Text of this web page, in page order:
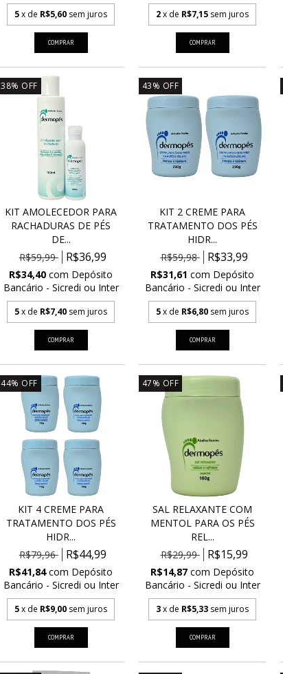
5x de R$5,60 sem juros 2x de R$7,15 sem juros
38% OFF
KIT AMOLECEDOR PARA
RACHADURAS DE PÉS
DE...
R$59,99
R$36,99
R$34,40com Depósito
Bancário - Sicredi ou Inter
5x de R$7,40 sem juros
43% OFF
KIT 2 CREME PARA
TRATAMENTO DOS PÉS
HIDR...
R$59,98
R$33,99
R$31,61com Depósito
Bancário - Sicredi ou Inter
5x de R$6,80 sem juros
44% OFF
KIT 4 CREME PARA
TRATAMENTO DOS PÉS
HIDR...
R$79,96
R$44,99
R$41,84com Depósito
Bancário - Sicredi ou Inter
5x de R$9,00 sem juros
47% OFF
SAL RELAXANTE COM
MENTOL PARA OS PÉS
REL...
R$29,99
R$15,99
R$14,87com Depósito
Bancário - Sicredi ou Inter
3x de R$5,33 sem juros